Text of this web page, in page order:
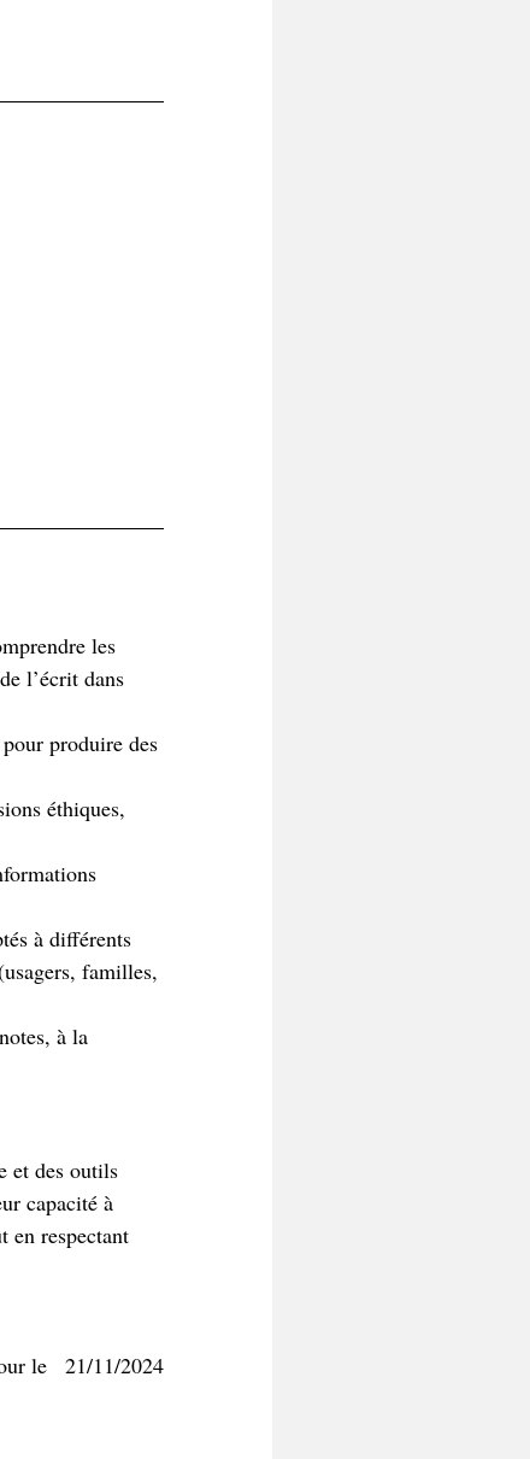
les
l’écrit dans
produire des
éthiques,
à différents
familles,
à la
et des outils
capacité à
en respectant
le   21/11/2024